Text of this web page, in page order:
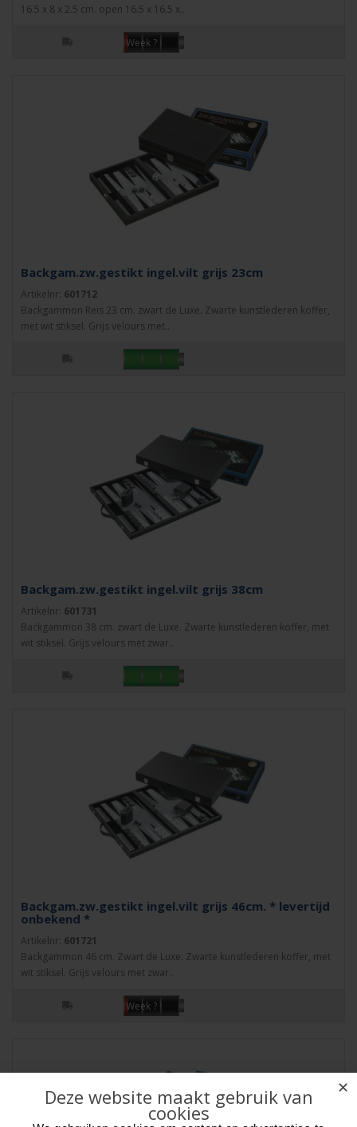
16.5 x 8 x 2.5 cm. open 16.5 x 16.5 x..
Week ?
Backgam.zw.gestikt ingel.vilt grijs 23cm
Artikelnr: 601712
Backgammon Reis 23 cm. zwart de Luxe. Zwarte kunstlederen koffer,
met wit stiksel. Grijs velours met..
Backgam.zw.gestikt ingel.vilt grijs 38cm
Artikelnr: 601731
Backgammon 38 cm. zwart de Luxe. Zwarte kunstlederen koffer, met
wit stiksel. Grijs velours met zwar..
Backgam.zw.gestikt ingel.vilt grijs 46cm. * levertijd
onbekend *
Artikelnr: 601721
Backgammon 46 cm. Zwart de Luxe. Zwarte kunstlederen koffer, met
wit stiksel. Grijs velours met zwar..
Week ?
✕
Deze website maakt gebruik van
cookies